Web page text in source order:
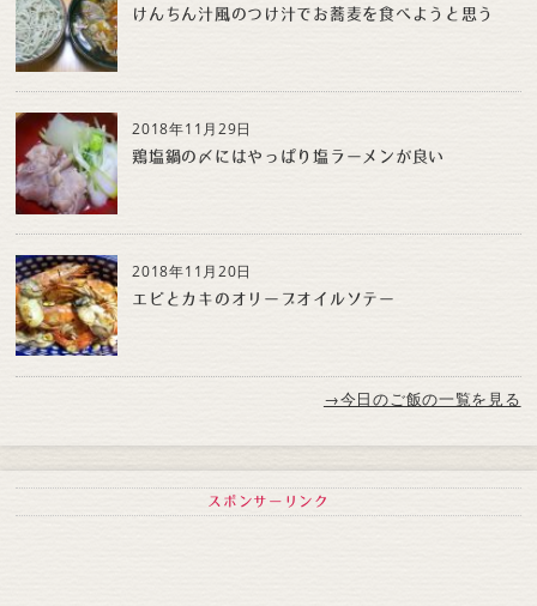
けんちん汁風のつけ汁でお蕎麦を食べようと思う
2018年11月29日
鶏塩鍋の〆にはやっぱり塩ラーメンが良い
2018年11月20日
エビとカキのオリーブオイルソテー
→今日のご飯の一覧を見る
スポンサーリンク